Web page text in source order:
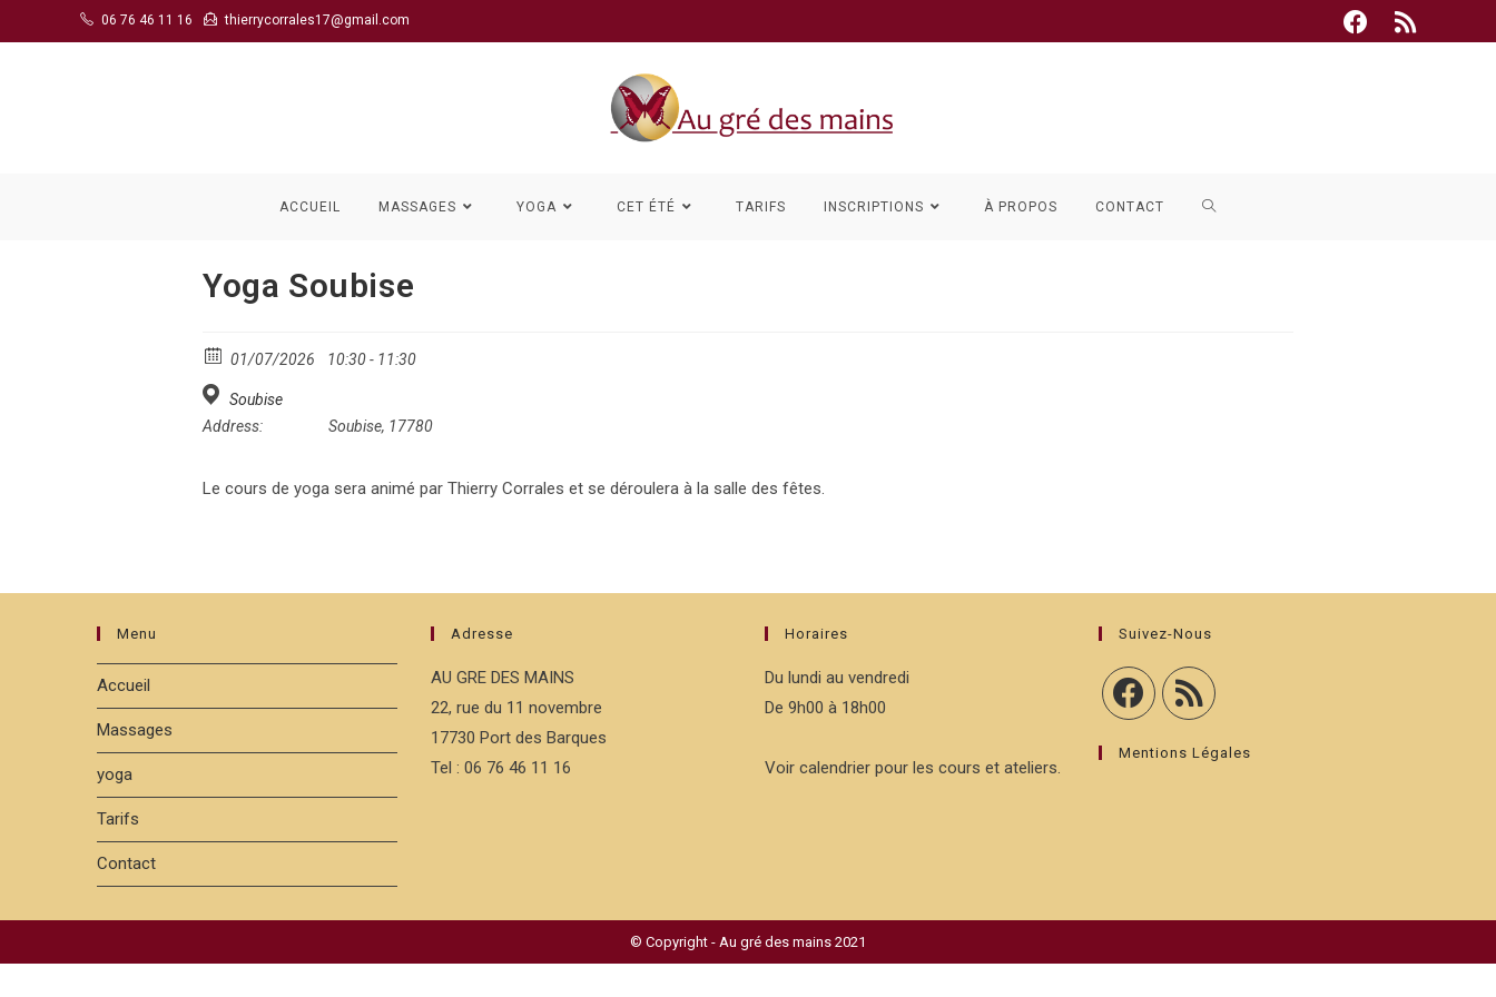
to
06 76 46 11 16 thierrycorrales17@gmail.com
ACCUEIL MASSAGES YOGA CET ÉTÉ TARIFS INSCRIPTIONS À PROPOS CONTACT TOGGLE
Yoga Soubise
01/07/2026 10:30 - 11:30
Soubise
Address:
Soubise, 17780
Le cours de yoga sera animé par Thierry Corrales et se déroulera à la salle des fêtes.
Menu
Accueil
Massages
yoga
Tarifs
Contact
Adresse
AU GRE DES MAINS
22, rue du 11 novembre
17730 Port des Barques
Tel : 06 76 46 11 16
Horaires
Du lundi au vendredi
De 9h00 à 18h00
Voir calendrier pour les cours et ateliers.
Suivez-Nous
Mentions Légales
© Copyright - Au gré des mains 2021